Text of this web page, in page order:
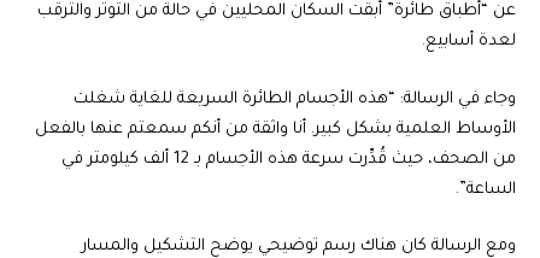
عن “أطباق طائرة” أبقت السكان المحليين في حالة من التوتر والترقب
لعدة أسابيع.
وجاء في الرسالة: “هذه الأجسام الطائرة السريعة للغاية شغلت
الأوساط العلمية بشكل كبير. أنا واثقة من أنكم سمعتم عنها بالفعل
من الصحف، حيث قُدِّرت سرعة هذه الأجسام بـ 12 ألف كيلومتر في
الساعة”.
ومع الرسالة كان هناك رسم توضيحي يوضح التشكيل والمسار